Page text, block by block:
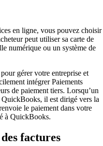
en ligne, vous pouvez choisir
peut utiliser sa carte de
numérique ou un système de
gérer votre entreprise et
intégrer Paiements
de paiement tiers. Lorsqu’un
il est dirigé vers la
le paiement dans votre
à QuickBooks.
factures